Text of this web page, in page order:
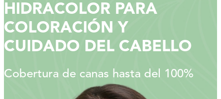
HIDRACOLOR PARA
COLORACIÓN Y
CUIDADO DEL CABELLO
Cobertura de canas hasta del 100%